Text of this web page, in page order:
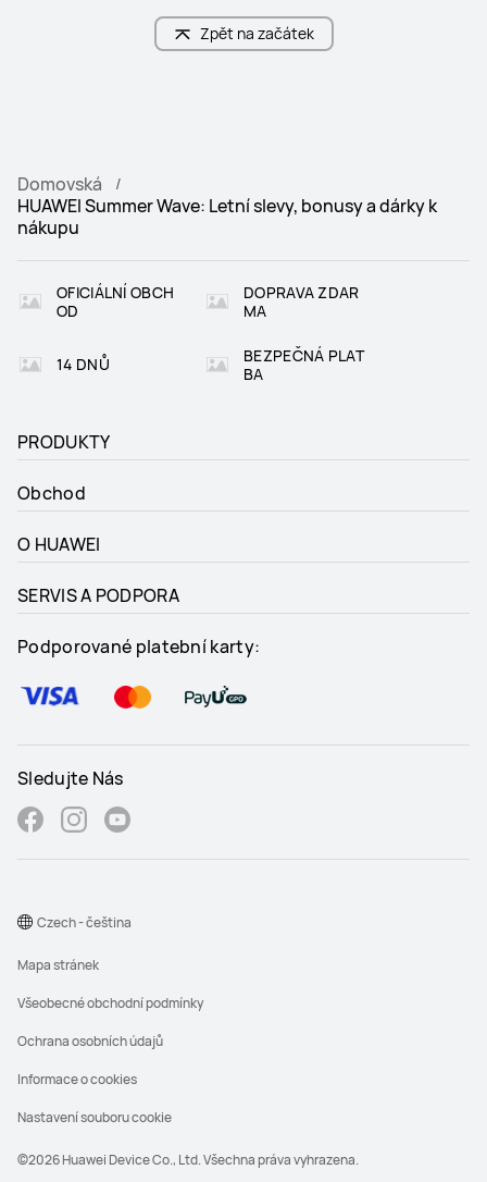
Zpět na začátek
Domovská
HUAWEI Summer Wave: Letní slevy, bonusy a dárky k
nákupu
OFICIÁLNÍ OBCH
OD
DOPRAVA ZDAR
MA
14 DNŮ
BEZPEČNÁ PLAT
BA
PRODUKTY
Obchod
O HUAWEI
SERVIS A PODPORA
Podporované platební karty:
Sledujte Nás
©2026 Huawei Device Co., Ltd. Všechna práva vyhrazena.
Mapa stránek
Všeobecné obchodní podmínky
Ochrana osobních údajů
Informace o cookies
Nastavení souboru cookie
Czech - čeština